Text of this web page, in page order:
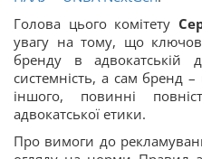
Голова цього комітету
увагу на тому, що
бренду в адвокатській
системність, а сам бренд
іншого, повинні
адвокатської етики.
Про вимоги до